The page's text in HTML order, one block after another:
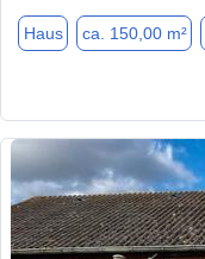
Haus ca. 150,00 m²